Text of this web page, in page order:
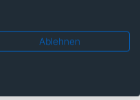
Fund
Ablehnen